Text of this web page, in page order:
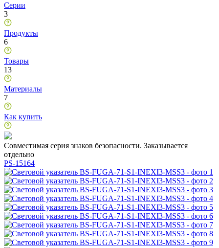
Серии
3
Продукты
6
Товары
13
Материалы
7
Как купить
Совместимая серия знаков безопасности. Заказывается
отдельно
PS-15164